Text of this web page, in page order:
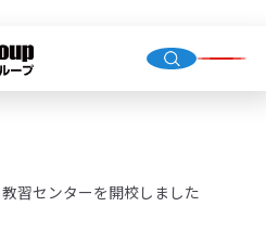
トップ
習センターを開校しました